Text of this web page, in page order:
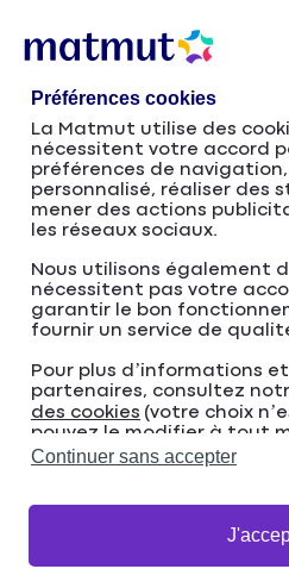
au
principal
navigation
Le
inspiration
Matmut
Préférences cookies
La Matmut utilise des
nécessitent votre accord
préférences de
personnalisé, réaliser des
mener des actions
les réseaux sociaux.
Nous utilisons également
nécessitent pas votre
garantir le bon
fournir un service de
Pour plus d’informations
partenaires, consultez
des cookies (votre choix
pouvez le modifier à tout
de page de notre site).
Continuer sans accepter